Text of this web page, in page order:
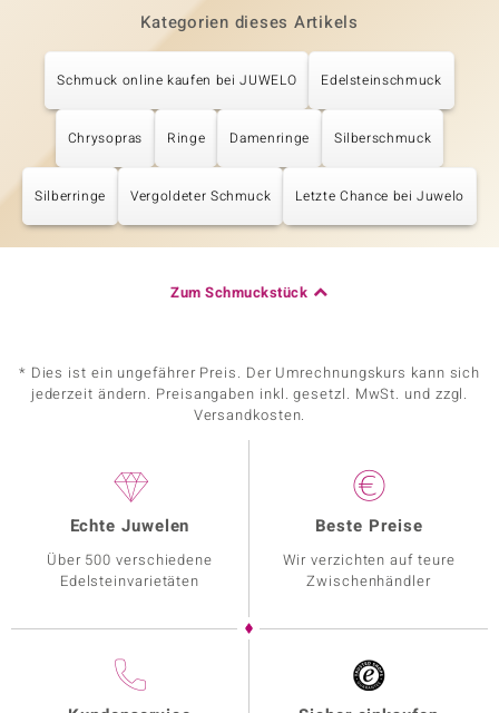
Kategorien dieses Artikels
Schmuck online kaufen bei JUWELO Edelsteinschmuck
Chrysopras Ringe Damenringe Silberschmuck
Silberringe Vergoldeter Schmuck Letzte Chance bei Juwelo
Zum Schmuckstück
* Dies ist ein ungefährer Preis. Der Umrechnungskurs kann sich
jederzeit ändern. Preisangaben inkl. gesetzl. MwSt. und zzgl.
Versandkosten.
Echte Juwelen
Über 500 verschiedene
Edelsteinvarietäten
Beste Preise
Wir verzichten auf teure
Zwischenhändler